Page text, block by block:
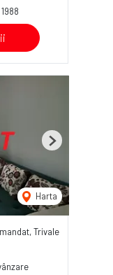
1988
Harta
Next
Trivale